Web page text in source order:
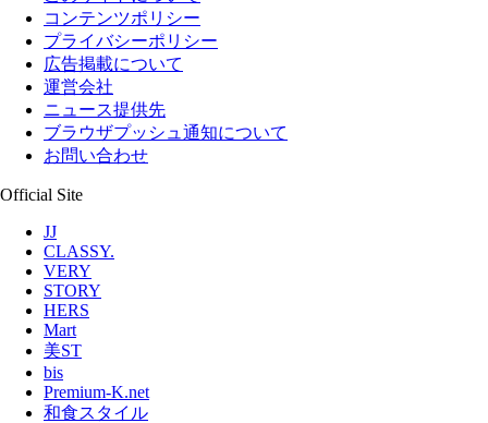
コンテンツポリシー
プライバシーポリシー
広告掲載について
運営会社
ニュース提供先
ブラウザプッシュ通知について
お問い合わせ
Official Site
JJ
CLASSY.
VERY
STORY
HERS
Mart
美ST
bis
Premium-K.net
和食スタイル